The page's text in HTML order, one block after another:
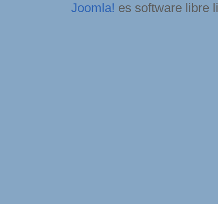
Joomla! es software libre